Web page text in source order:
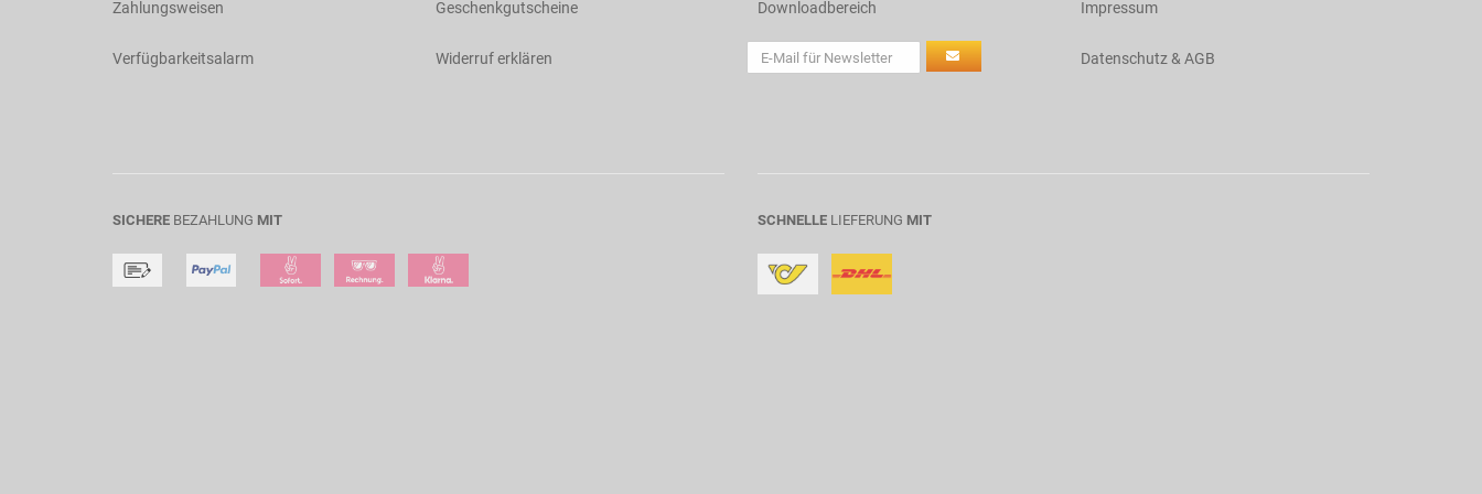
Zahlungsweisen
Verfügbarkeitsalarm
Geschenkgutscheine
Widerruf erklären
Downloadbereich Impressum
Datenschutz & AGB
SICHERE BEZAHLUNG MIT SCHNELLE LIEFERUNG MIT